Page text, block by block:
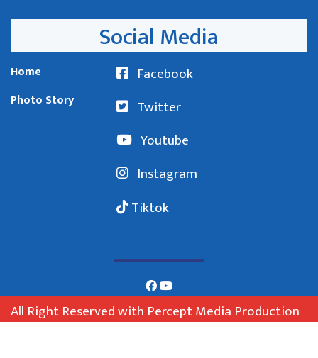
Social Media
Home
Photo Story
Facebook
Twitter
Youtube
Instagram
Tiktok
All Right Reserved with Percept Media Production